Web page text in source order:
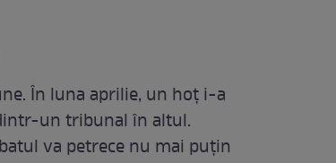
În luna aprilie, un hoț i-a
un tribunal în altul.
va petrece nu mai puțin